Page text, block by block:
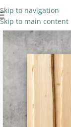
Skip to navigation
Skip to main content